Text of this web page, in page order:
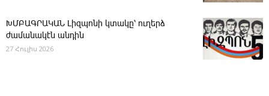
ԽՄԲԱԳՐԱԿԱՆ ­Լիզպոնի կտակը՝ ուղերձ
ժամանակէն անդին
27 Հուլիս 2026